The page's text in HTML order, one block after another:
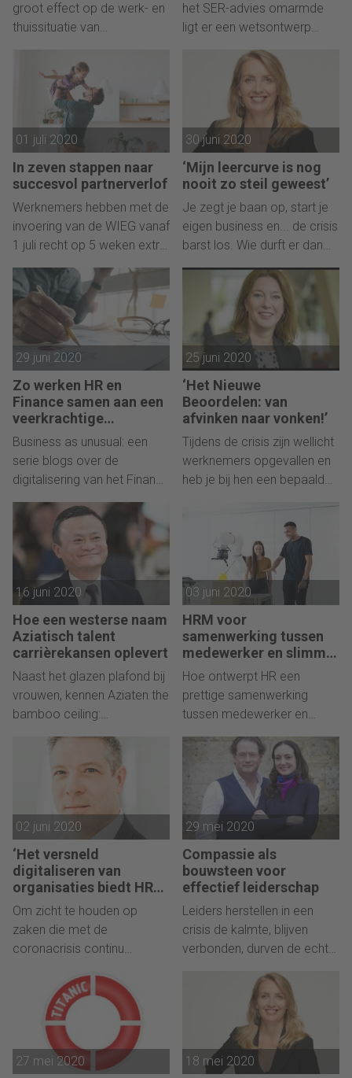
groot effect op de werk- en
thuissituatie van
het SER-advies omarmde
ligt er een wetsontwerp
voor de quotaregeling, maar
deskundigen zijn bezorgd
over de werking.
01 juli 2020
In zeven stappen naar
succesvol partnerverlof
Werknemers hebben met de
invoering van de WIEG vanaf
1 juli recht op 5 weken extra
partnerverlof, dit komt
bovenop de huidige 5
dagen.
30 juni 2020
‘Mijn leercurve is nog
nooit zo steil geweest’
Je zegt je baan op, start je
eigen business en... de crisis
barst los. Wie durft er dan
nee te zeggen tegen een
mogelijke investeerder, nu in
deze onzekere tijd...?
29 juni 2020
Zo werken HR en
Finance samen aan een
veerkrachtige
organisatie
Business as unusual: een
serie blogs over de
digitalisering van het Finance
vak in snel veranderende
25 juni 2020
‘Het Nieuwe
Beoordelen: van
afvinken naar vonken!’
Tijdens de crisis zijn wellicht
werknemers opgevallen en
heb je bij hen een bepaald
vast en bouw je dat uit?
16 juni 2020
Hoe een westerse naam
Aziatisch talent
carrièrekansen oplevert
Naast het glazen plafond bij
vrouwen, kennen Aziaten the
bamboo ceiling:
onbereikbare westerse
topfuncties. Verspilling van
talent, schrijft hoogleraar
Karin Sanders.
03 juni 2020
HRM voor
samenwerking tussen
medewerker en slimme
machine
Hoe ontwerpt HR een
prettige samenwerking
tussen medewerker en
slimme machine?
Onderzoek levert vier
vuistregels op.
02 juni 2020
‘Het versneld
digitaliseren van
organisaties biedt HR
kansen’
Om zicht te houden op
zaken die met de
coronacrisis continu
organisaties processen
opnieuw in. Dat biedt
openingen voor HR.
29 mei 2020
Compassie als
bouwsteen voor
effectief leiderschap
Leiders herstellen in een
crisis de kalmte, blijven
verbonden, durven de echte
op controle en creëren een
leercultuur, schrijven Mischa
Selis en Maarten van Beek.
27 mei 2020 18 mei 2020